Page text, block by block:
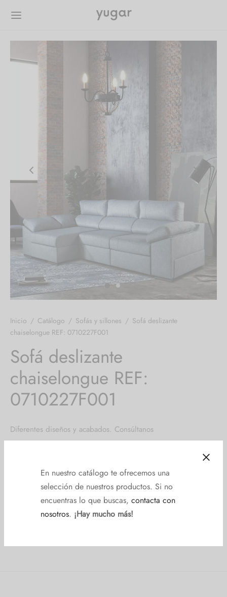
En nuestro catálogo te ofrecemos una
encuentras lo que buscas,contacta con
Inicio / Catálogo / Sofás y sillones / Sofá deslizante
chaiselongue REF: 0710227F001
Sofá deslizante
chaiselongue REF:
0710227F001
Diferentes diseños y acabados. Consúltanos